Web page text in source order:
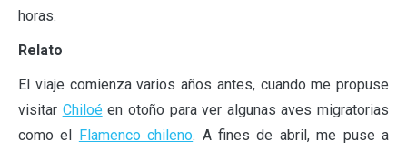
horas.
Relato
El viaje comienza varios años antes, cuando me propuse
visitar Chiloéen otoño para ver algunas aves migratorias
como el Flamenco chileno. A fines de abril, me puse a